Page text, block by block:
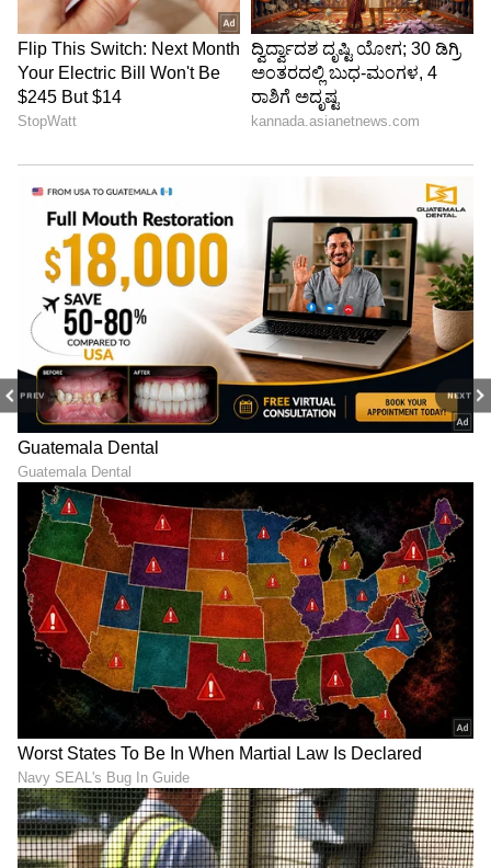
PREV NEXT